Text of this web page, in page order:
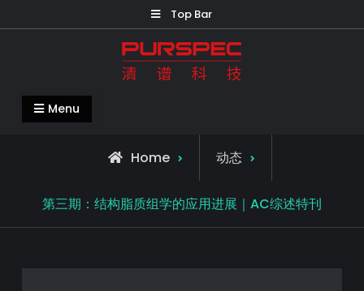
Top Bar
清谱科技中国官网-PURSPEC-让人类生
Menu
Home 动态
第三期：结构脂质组学的应用进展｜AC综述特刊